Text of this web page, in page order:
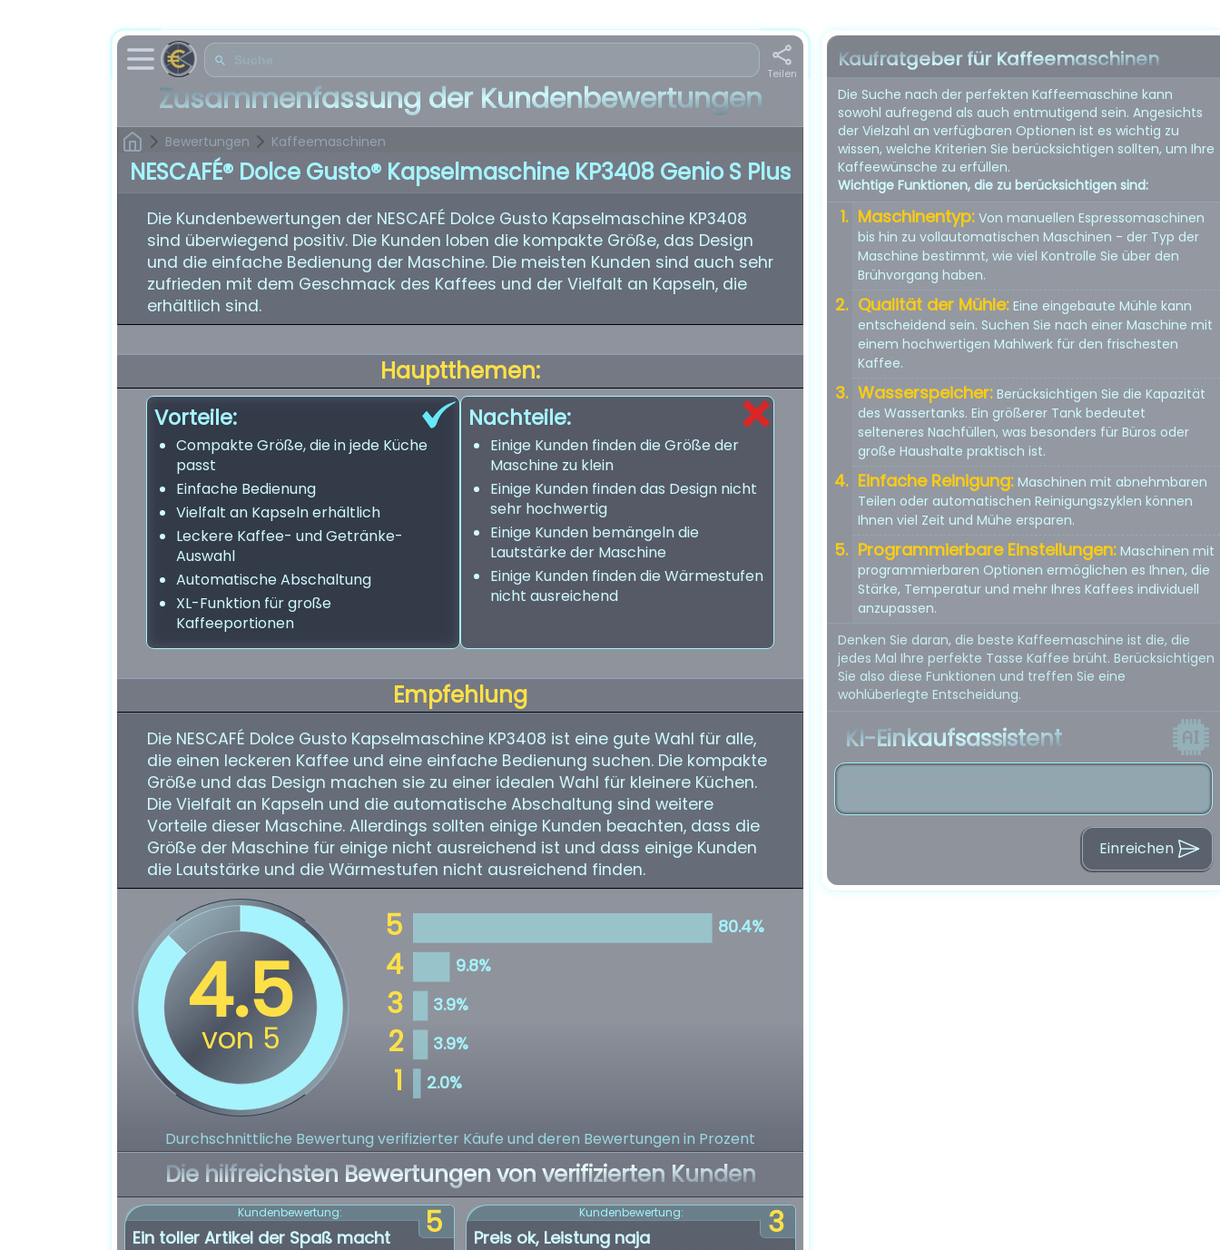
Teilen
Zusammenfassung der Kundenbewertungen
Bewertungen Kaffeemaschinen
NESCAFÉ® Dolce Gusto® Kapselmaschine KP3408 Genio S Plus
Die Kundenbewertungen der NESCAFÉ Dolce Gusto Kapselmaschine KP3408
sind überwiegend positiv. Die Kunden loben die kompakte Größe, das Design
und die einfache Bedienung der Maschine. Die meisten Kunden sind auch sehr
zufrieden mit dem Geschmack des Kaffees und der Vielfalt an Kapseln, die
erhältlich sind.
Hauptthemen:
Vorteile:
Compakte Größe, die in jede Küche
passt
Einfache Bedienung
Vielfalt an Kapseln erhältlich
Leckere Kaffee- und Getränke-
Auswahl
Automatische Abschaltung
XL-Funktion für große
Kaffeeportionen
Nachteile:
Einige Kunden finden die Größe der
Maschine zu klein
Einige Kunden finden das Design nicht
sehr hochwertig
Einige Kunden bemängeln die
Lautstärke der Maschine
Einige Kunden finden die Wärmestufen
nicht ausreichend
Empfehlung
Die NESCAFÉ Dolce Gusto Kapselmaschine KP3408 ist eine gute Wahl für alle,
die einen leckeren Kaffee und eine einfache Bedienung suchen. Die kompakte
Größe und das Design machen sie zu einer idealen Wahl für kleinere Küchen.
Die Vielfalt an Kapseln und die automatische Abschaltung sind weitere
Vorteile dieser Maschine. Allerdings sollten einige Kunden beachten, dass die
Größe der Maschine für einige nicht ausreichend ist und dass einige Kunden
die Lautstärke und die Wärmestufen nicht ausreichend finden.
Durchschnittliche Bewertung verifizierter Käufe und deren Bewertungen in Prozent
Die hilfreichsten Bewertungen von verifizierten Kunden
5
Kundenbewertung:
Ein toller Artikel der Spaß macht 3
Kundenbewertung:
Preis ok, Leistung naja
Kaufratgeber für Kaffeemaschinen
Die Suche nach der perfekten Kaffeemaschine kann
sowohl aufregend als auch entmutigend sein. Angesichts
der Vielzahl an verfügbaren Optionen ist es wichtig zu
wissen, welche Kriterien Sie berücksichtigen sollten, um Ihre
Kaffeewünsche zu erfüllen.
Wichtige Funktionen, die zu berücksichtigen sind:
Maschinentyp: Von manuellen Espressomaschinen
bis hin zu vollautomatischen Maschinen - der Typ der
Maschine bestimmt, wie viel Kontrolle Sie über den
Brühvorgang haben.
Qualität der Mühle: Eine eingebaute Mühle kann
entscheidend sein. Suchen Sie nach einer Maschine mit
einem hochwertigen Mahlwerk für den frischesten
Kaffee.
Wasserspeicher: Berücksichtigen Sie die Kapazität
des Wassertanks. Ein größerer Tank bedeutet
selteneres Nachfüllen, was besonders für Büros oder
große Haushalte praktisch ist.
Einfache Reinigung: Maschinen mit abnehmbaren
Teilen oder automatischen Reinigungszyklen können
Ihnen viel Zeit und Mühe ersparen.
Programmierbare Einstellungen: Maschinen mit
programmierbaren Optionen ermöglichen es Ihnen, die
Stärke, Temperatur und mehr Ihres Kaffees individuell
anzupassen.
Denken Sie daran, die beste Kaffeemaschine ist die, die
jedes Mal Ihre perfekte Tasse Kaffee brüht. Berücksichtigen
Sie also diese Funktionen und treffen Sie eine
wohlüberlegte Entscheidung.
KI-Einkaufsassistent
Einreichen